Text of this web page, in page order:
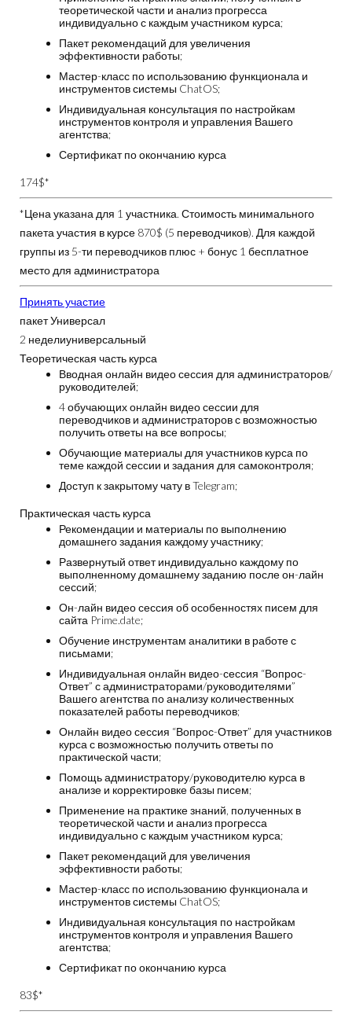
теоретической части и анализ прогресса
индивидуально с каждым участником курса;
Пакет рекомендаций для увеличения
эффективности работы;
Мастер-класс по использованию функционала и
инструментов системы ChatOS;
Индивидуальная консультация по настройкам
инструментов контроля и управления Вашего
агентства;
Сертификат по окончанию курса
174$*
*Цена указана для 1 участника. Стоимость минимального
пакета участия в курсе 870$ (5 переводчиков). Для каждой
группы из 5-ти переводчиков плюс + бонус 1 бесплатное
место для администратора
Принять участие
пакет Универсал
2 неделиуниверсальный
Теоретическая часть курса
Вводная онлайн видео сессия для администраторов/
руководителей;
4 обучающих онлайн видео сессии для
переводчиков и администраторов с возможностью
получить ответы на все вопросы;
Обучающие материалы для участников курса по
теме каждой сессии и задания для самоконтроля;
Доступ к закрытому чату в Telegram;
Практическая часть курса
Рекомендации и материалы по выполнению
домашнего задания каждому участнику;
Развернутый ответ индивидуально каждому по
выполненному домашнему заданию после он-лайн
сессий;
Он-лайн видео сессия об особенностях писем для
сайта Prime.date;
Обучение инструментам аналитики в работе с
письмами;
Индивидуальная онлайн видео-сессия “Вопрос-
Ответ” с администраторами/руководителями”
Вашего агентства по анализу количественных
показателей работы переводчиков;
Онлайн видео сессия “Вопрос-Ответ” для участников
курса с возможностью получить ответы по
практической части;
Помощь администратору/руководителю курса в
анализе и корректировке базы писем;
Применение на практике знаний, полученных в
теоретической части и анализ прогресса
индивидуально с каждым участником курса;
Пакет рекомендаций для увеличения
эффективности работы;
Мастер-класс по использованию функционала и
инструментов системы ChatOS;
Индивидуальная консультация по настройкам
инструментов контроля и управления Вашего
агентства;
Сертификат по окончанию курса
83$*